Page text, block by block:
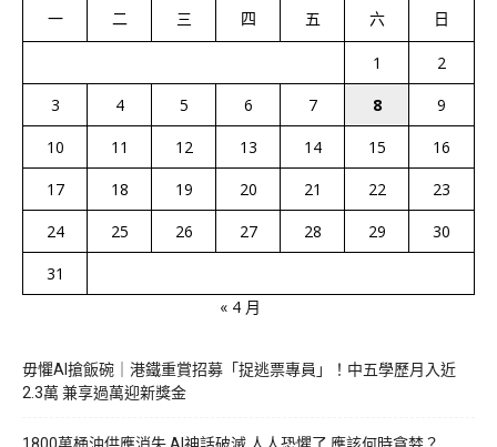
一 二 三 四 五 六 日
1
2
3
4 5 6 7 8
9
10
11 12 13 14 15
16
17
18 19 20 21 22
23
24
25 26 27 28 29
30
31
« 4 月
毋懼AI搶飯碗｜港鐵重賞招募「捉逃票專員」！中五學歷月入近
2.3萬 兼享過萬迎新獎金